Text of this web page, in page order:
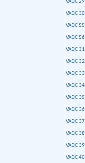
VAĐC 29
VAĐC 30
VAĐC 55
VAĐC 56
VAĐC 31
VAĐC 32
VAĐC 33
VAĐC 34
VAĐC 35
VAĐC 36
VAĐC 37
VAĐC 38
VAĐC 39
VAĐC 40